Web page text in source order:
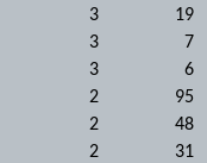
3
19
3
7
3
6
2
95
2
48
2
31